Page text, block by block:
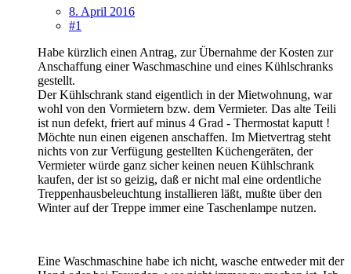
8. April 2016
#1
Habe kürzlich einen Antrag, zur Übernahme der Kosten zur
Anschaffung einer Waschmaschine und eines Kühlschranks
gestellt.
Der Kühlschrank stand eigentlich in der Mietwohnung, war
wohl von den Vormietern bzw. dem Vermieter. Das alte Teili
ist nun defekt, friert auf minus 4 Grad - Thermostat kaputt !
Möchte nun einen eigenen anschaffen. Im Mietvertrag steht
nichts von zur Verfügung gestellten Küchengeräten, der
Vermieter würde ganz sicher keinen neuen Kühlschrank
kaufen, der ist so geizig, daß er nicht mal eine ordentliche
Treppenhausbeleuchtung installieren läßt, mußte über den
Winter auf der Treppe immer eine Taschenlampe nutzen.
Eine Waschmaschine habe ich nicht, wasche entweder mit der